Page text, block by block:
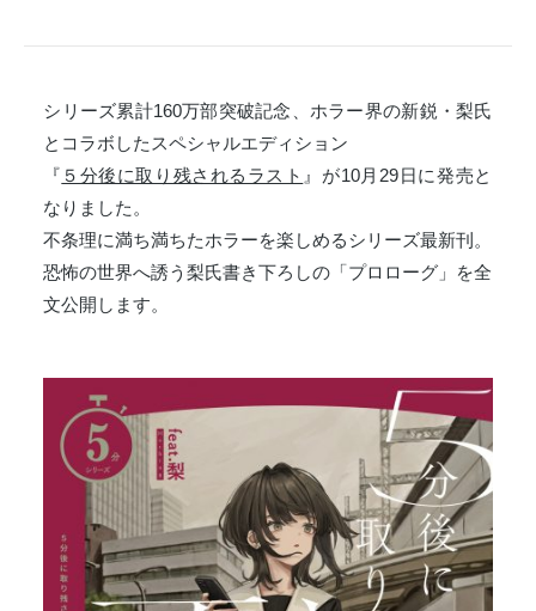
シリーズ累計160万部突破記念、ホラー界の新鋭・梨氏
とコラボしたスペシャルエディション
『 ５分後に取り残されるラスト 』が10月29日に発売と
なりました。
不条理に満ち満ちたホラーを楽しめるシリーズ最新刊。
恐怖の世界へ誘う梨氏書き下ろしの「プロローグ」を全
文公開します。